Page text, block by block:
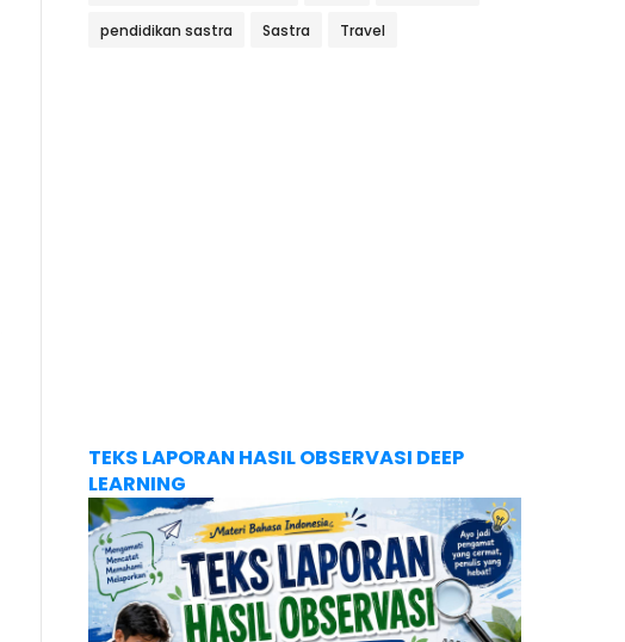
pendidikan sastra Sastra Travel
TEKS LAPORAN HASIL OBSERVASI DEEP
LEARNING